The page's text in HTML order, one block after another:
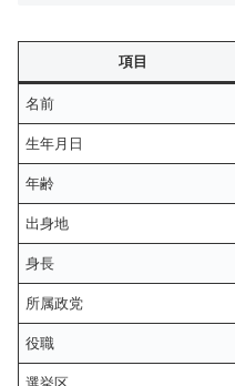
項目
名前
生年月日
年齢
出身地
身長
所属政党
役職